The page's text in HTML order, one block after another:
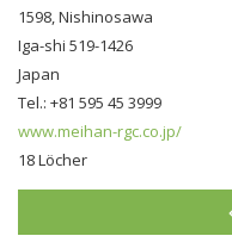
1598, Nishinosawa
Iga-shi 519-1426
Japan
Tel.: +81 595 45 3999
www.meihan-rgc.co.jp/
18 Löcher